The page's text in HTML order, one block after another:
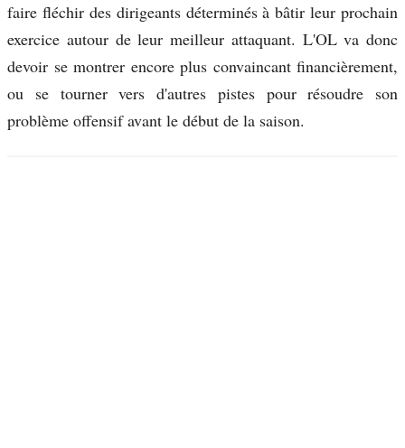
faire fléchir des dirigeants déterminés à bâtir leur prochain
exercice autour de leur meilleur attaquant. L'OL va donc
devoir se montrer encore plus convaincant financièrement,
ou se tourner vers d'autres pistes pour résoudre son
problème offensif avant le début de la saison.